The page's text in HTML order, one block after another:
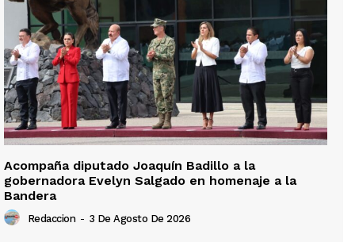
Acompaña diputado Joaquín Badillo a la
gobernadora Evelyn Salgado en homenaje a la
Bandera
Redaccion - 3 De Agosto De 2026